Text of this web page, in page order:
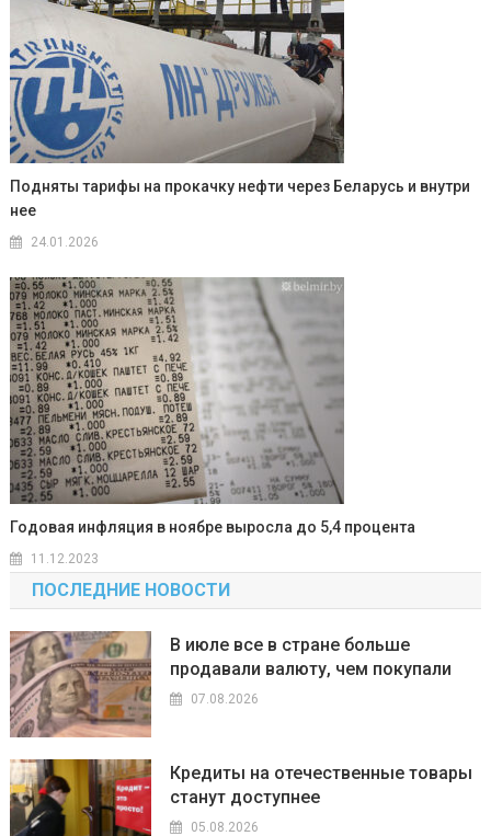
Подняты тарифы на прокачку нефти через Беларусь и внутри
нее
24.01.2026
Годовая инфляция в ноябре выросла до 5,4 процента
11.12.2023
ПОСЛЕДНИЕ НОВОСТИ
В июле все в стране больше
продавали валюту, чем покупали
07.08.2026
Кредиты на отечественные товары
станут доступнее
05.08.2026